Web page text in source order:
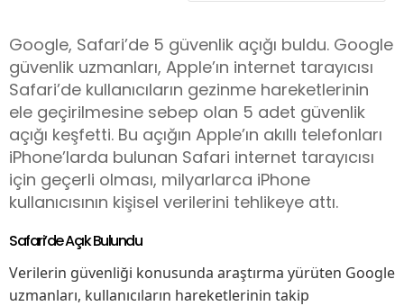
Google, Safari’de 5 güvenlik açığı buldu. Google
güvenlik uzmanları, Apple’ın internet tarayıcısı
Safari’de kullanıcıların gezinme hareketlerinin
ele geçirilmesine sebep olan 5 adet güvenlik
açığı keşfetti. Bu açığın Apple’ın akıllı telefonları
iPhone’larda bulunan Safari internet tarayıcısı
için geçerli olması, milyarlarca iPhone
kullanıcısının kişisel verilerini tehlikeye attı.
Safari’de Açık Bulundu
Verilerin güvenliği konusunda araştırma yürüten Google
uzmanları, kullanıcıların hareketlerinin takip